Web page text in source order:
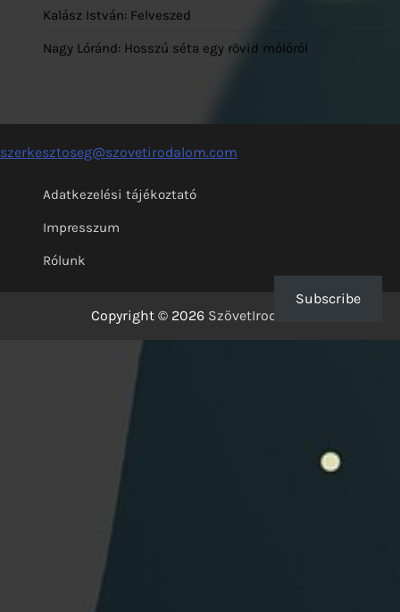
Kalász István: Felveszed
Nagy Lóránd: Hosszú séta egy rövid mólóról
szerkesztoseg@szovetirodalom.com
Adatkezelési tájékoztató
Impresszum
Rólunk
Copyright © 2026 SzövetIrodalom
Subscribe